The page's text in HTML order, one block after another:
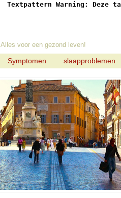
Textpattern Warning: Deze
Alles voor een gezond leven!
Symptomen slaapproblemen